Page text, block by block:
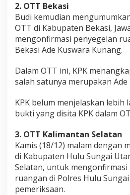
n
g
b
e
r
b
d
a
2. OTT Bekasi
Budi kemudian
OTT di Kabupaten Bekasi,
mengonfirmasi penyegelan
Bekasi Ade Kuswara Kunang.
Dalam OTT ini, KPK
salah satunya merupakan Ade
KPK belum menjelaskan
bukti yang disita KPK dalam
3. OTT Kalimantan Selatan
Kamis (18/12) malam dengan
di Kabupaten Hulu Sungai
Selatan, untuk mengonfirmasi
ruangan di Polres Hulu
pemeriksaan.